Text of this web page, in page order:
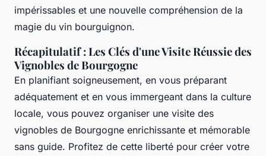
impérissables et une nouvelle compréhension de la
magie du vin bourguignon.
Récapitulatif : Les Clés d'une Visite Réussie des
Vignobles de Bourgogne
En planifiant soigneusement, en vous préparant
adéquatement et en vous immergeant dans la culture
locale, vous pouvez organiser une visite des
vignobles de Bourgogne enrichissante et mémorable
sans guide. Profitez de cette liberté pour créer votre